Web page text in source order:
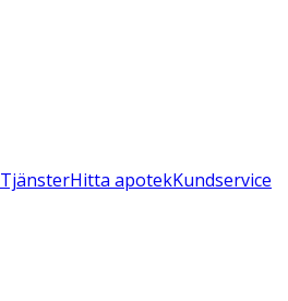
TjänsterHitta apotekKundservice